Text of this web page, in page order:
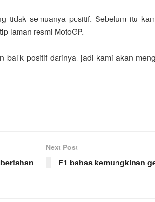
tidak semuanya positif. Sebelum itu
laman resmi MotoGP.
balik positif darinya, jadi kami akan
Next Post
F1 bahas kemungkinan